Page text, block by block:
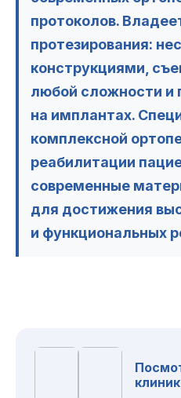
протоколов.
протезирования:
конструкциями,
любой сложности и
на имплантах.
комплексной
реабилитации
современные
для достижения
и функциональных